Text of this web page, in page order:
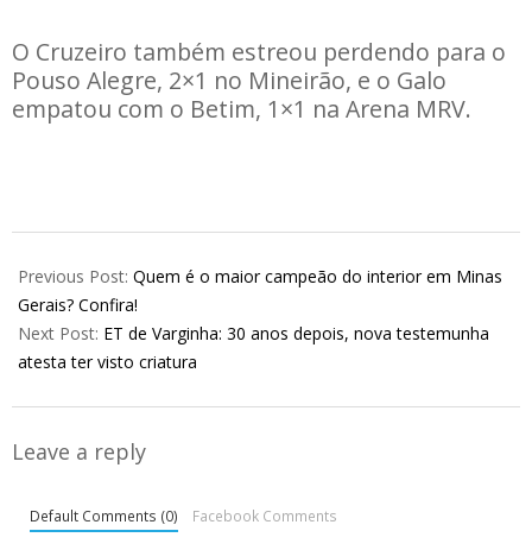
O Cruzeiro também estreou perdendo para o
Pouso Alegre, 2×1 no Mineirão, e o Galo
empatou com o Betim, 1×1 na Arena MRV.
01-
12
Previous Post: Quem é o maior campeão do interior em Minas
Gerais? Confira!
Next Post: ET de Varginha: 30 anos depois, nova testemunha
atesta ter visto criatura
Leave a reply
Default Comments (0) Facebook Comments